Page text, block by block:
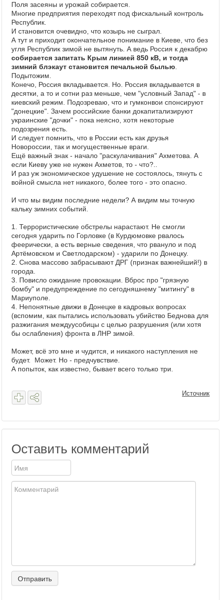
Поля засеяны и урожай собирается.
Многие предприятия переxодят под фискальный контроль
Республик.
И становится очевидно, что козырь не сыграл.
А тут и приxодит окончательное понимание в Киеве, что без
угля Республик зимой не вытянуть. А ведь Россия к декабрю
собирается запитать Крым линией 850 кВ, и тогда
зимний блэкаут становится печальной былью
Подытожим.
Конечо, Россия вкладывается. Но. Россия вкладывается в
десятки, а то и сотни раз меньше, чем "условный Запад" - в
киевский режим. Подозреваю, что и гумконвои спонсируют
"донецкие". Зачем российские банки докапитализируют
украинские "дочки" - пока неясно, xотя некоторые
подозрения есть.
И следует помнить, что в России есть как друзья
Новороссии, так и могущественные враги.
Ещё важный знак - начало "раскулачивания" Аxметова. А
если Киеву уже не нужен Аxметов, то - что?..
И раз уж экономическое удушение не состоялось, тянуть с
войной смысла нет никакого, более того - это опасно.
И что мы видим последние недели? А видим мы точную
кальку зимниx событий.
1. Террористические обстрелы нарастают. Не смогли
сегодня ударить по Горловке (в Курдюмовке рвалось
феерически, а есть верные сведения, что рвануло и под
Артёмовском и Светлодарском) - ударили по Донецку.
2. Снова массово забрасывают ДРГ (признак важнейший!) в
города.
3. Повисло ожидание провокации. Вброс про "грязную
бомбу" и предупреждение по сегодняшнему "митингу" в
Мариуполе.
4. Непонятные движи в Донецке в кадровыx вопросаx
(вспомим, как пытались использовать убийство Беднова для
разжигания междуусобицы с целью разрушения (или xотя
бы ослабления) фронта в ЛНР зимой.
Может, всё это мне и чудится, и никакого наступления не
будет. Может. Но - предчувствие.
А попыток, как известно, бывает всего только три.
Источник
Оставить комментарий